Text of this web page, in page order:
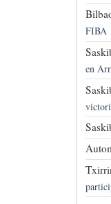
FIBA
en